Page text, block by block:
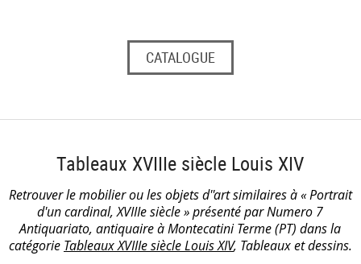
CATALOGUE
Tableaux XVIIIe siècle Louis XIV
Retrouver le mobilier ou les objets d''art similaires à « Portrait
d'un cardinal, XVIIIe siècle » présenté par Numero 7
Antiquariato, antiquaire à Montecatini Terme (PT) dans la
catégorie Tableaux XVIIIe siècle Louis XIV, Tableaux et dessins.